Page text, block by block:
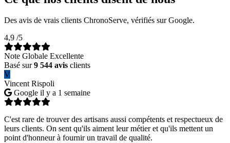
Des avis de vrais clients ChronoServe, vérifiés sur Google.
4,9 /5
Note Globale Excellente
Basé sur9 544 avis clients
V
Vincent Rispoli
Google il y a 1 semaine
C'est rare de trouver des artisans aussi compétents et respectueux de
leurs clients. On sent qu'ils aiment leur métier et qu'ils mettent un
point d'honneur à fournir un travail de qualité.